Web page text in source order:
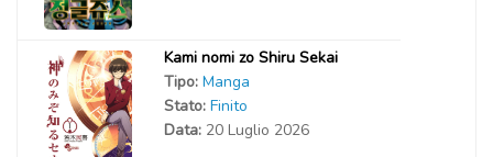
Kami nomi zo Shiru Sekai
Tipo: Manga
Stato: Finito
Data: 20 Luglio 2026